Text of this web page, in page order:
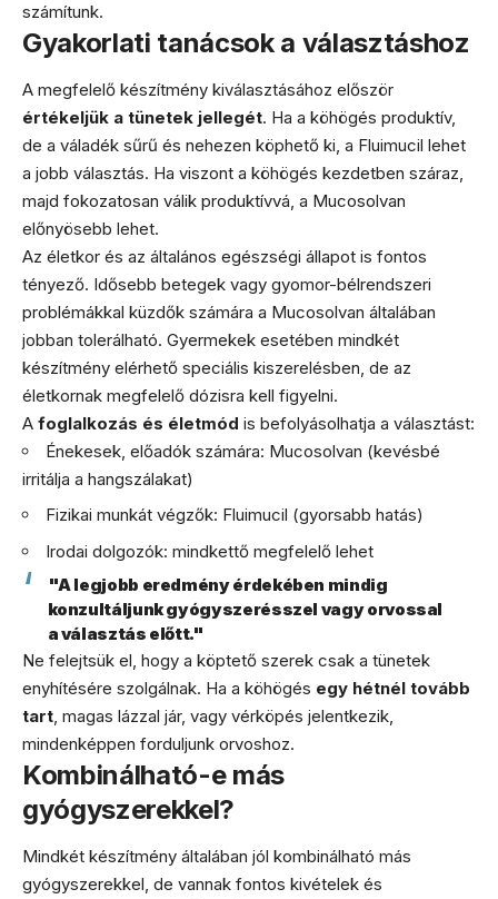
számítunk.
Gyakorlati tanácsok a választáshoz
A megfelelő készítmény kiválasztásához először
értékeljük a tünetek jellegét. Ha a köhögés produktív,
de a váladék sűrű és nehezen köphető ki, a Fluimucil lehet
a jobb választás. Ha viszont a köhögés kezdetben száraz,
majd fokozatosan válik produktívvá, a Mucosolvan
előnyösebb lehet.
Az életkor és az általános egészségi állapot is fontos
tényező. Idősebb betegek vagy gyomor-bélrendszeri
problémákkal küzdők számára a Mucosolvan általában
jobban tolerálható. Gyermekek esetében mindkét
készítmény elérhető speciális kiszerelésben, de az
életkornak megfelelő dózisra kell figyelni.
A foglalkozás és életmód is befolyásolhatja a választást:
Énekesek, előadók számára: Mucosolvan (kevésbé
irritálja a hangszálakat)
Fizikai munkát végzők: Fluimucil (gyorsabb hatás)
Irodai dolgozók: mindkettő megfelelő lehet
"A legjobb eredmény érdekében mindig
konzultáljunk gyógyszerésszel vagy orvossal
a választás előtt."
Ne felejtsük el, hogy a köptető szerek csak a tünetek
enyhítésére szolgálnak. Ha a köhögés egy hétnél tovább
tart, magas lázzal jár, vagy vérköpés jelentkezik,
mindenképpen forduljunk orvoshoz.
Kombinálható-e más
gyógyszerekkel?
Mindkét készítmény általában jól kombinálható más
gyógyszerekkel, de vannak fontos kivételek és